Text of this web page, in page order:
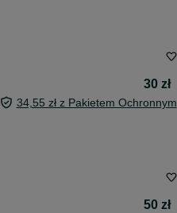
30 zł
34,55 zł z Pakietem Ochronnym
50 zł